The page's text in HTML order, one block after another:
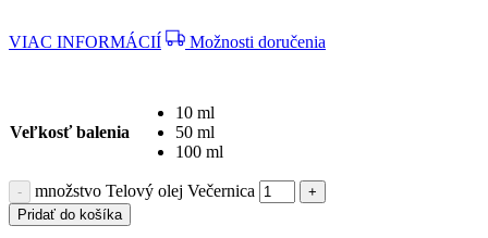
VIAC INFORMÁCIÍ Možnosti doručenia
Veľkosť balenia
10 ml
50 ml
100 ml
množstvo Telový olej Večernica
Pridať do košíka